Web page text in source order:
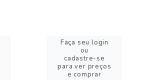
Faça seu login
ou
cadastre-se
para ver preços
e comprar